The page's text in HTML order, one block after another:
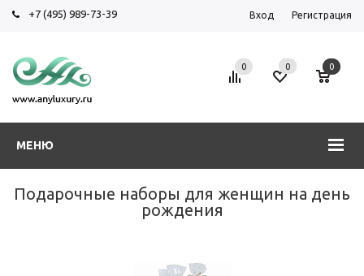
+7 (495) 989-73-39 Вход Регистрация
МЕНЮ
0 0 0
Подарочные наборы для женщин на день
рождения